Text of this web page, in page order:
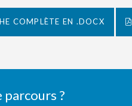
COMPLÈTE EN .DOCX
parcours ?